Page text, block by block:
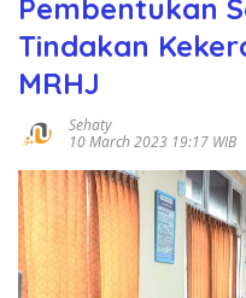
Pembentukan
Tindakan
MRHJ
Sehaty
10 March 2023 19:17 WIB